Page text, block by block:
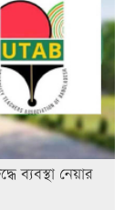
ব্যবস্থা নেয়ার